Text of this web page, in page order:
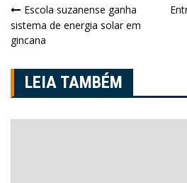
Navegação
de
Post
Escola suzanense ganha
sistema de energia solar em
gincana
LEIA TAMBÉM